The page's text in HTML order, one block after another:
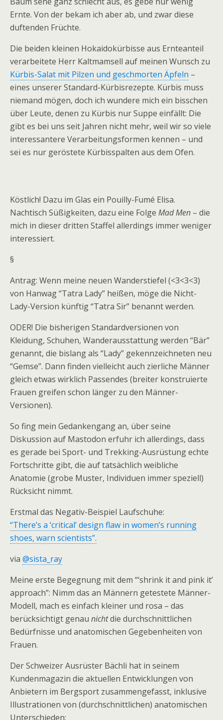
Ernte. Von der bekam ich aber ab, und zwar diese
duftenden Früchte.
Die beiden kleinen Hokaidokürbisse aus Ernteanteil
verarbeitete Herr Kaltmamsell auf meinen Wunsch zu
Kürbis-Salat mit Pilzen und geschmorten Äpfeln –
eines unserer Standard-Kürbisrezepte. Kürbis muss
niemand mögen, doch ich wundere mich ein bisschen
über Leute, denen zu Kürbis nur Suppe einfällt: Die
gibt es bei uns seit Jahren nicht mehr, weil wir so viele
interessantere Verarbeitungsformen kennen – und
sei es nur geröstete Kürbisspalten aus dem Ofen.
Köstlich! Dazu im Glas ein Pouilly-Fumé Elisa.
Nachtisch Süßigkeiten, dazu eine Folge Mad Men – die
mich in dieser dritten Staffel allerdings immer weniger
interessiert.
§
Antrag: Wenn meine neuen Wanderstiefel (<3<3<3)
von Hanwag “Tatra Lady” heißen, möge die Nicht-
Lady-Version künftig “Tatra Sir” benannt werden.
ODER! Die bisherigen Standardversionen von
Kleidung, Schuhen, Wanderausstattung werden “Bär”
genannt, die bislang als “Lady” gekennzeichneten neu
“Gemse”. Dann finden vielleicht auch zierliche Männer
gleich etwas wirklich Passendes (breiter konstruierte
Frauen greifen schon länger zu den Männer-
Versionen).
So fing mein Gedankengang an, über seine
Diskussion auf Mastodon erfuhr ich allerdings, dass
es gerade bei Sport- und Trekking-Ausrüstung echte
Fortschritte gibt, die auf tatsächlich weibliche
Anatomie (grobe Muster, Individuen immer speziell)
Rücksicht nimmt.
Erstmal das Negativ-Beispiel Laufschuhe:
“There’s a ‘critical’ design flaw in women’s running
shoes, warn scientists”.
via @sista_ray
Meine erste Begegnung mit dem “‘shrink it and pink it’
approach”: Nimm das an Männern getestete Männer-
Modell, mach es einfach kleiner und rosa – das
berücksichtigt genau nichtdie durchschnittlichen
Bedürfnisse und anatomischen Gegebenheiten von
Frauen.
Der Schweizer Ausrüster Bächli hat in seinem
Kundenmagazin die aktuellen Entwicklungen von
Anbietern im Bergsport zusammengefasst, inklusive
Illustrationen von (durchschnittlichen) anatomischen
Unterschieden: